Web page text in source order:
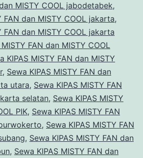
MISTY COOL jabodetabek,
FAN dan MISTY COOL jakarta,
FAN dan MISTY COOL jakarta
FAN dan MISTY COOL
KIPAS MISTY FAN dan MISTY
, Sewa KIPAS MISTY FAN dan
utara, Sewa KIPAS MISTY FAN
selatan, Sewa KIPAS MISTY
PIK, Sewa KIPAS MISTY FAN
, Sewa KIPAS MISTY FAN
, Sewa KIPAS MISTY FAN dan
, Sewa KIPAS MISTY FAN dan